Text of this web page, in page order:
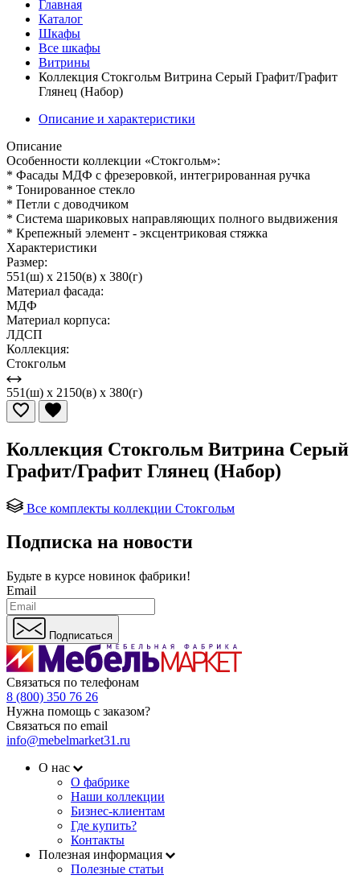
Главная
Каталог
Шкафы
Все шкафы
Витрины
Коллекция Стокгольм Витрина Серый Графит/Графит
Глянец (Набор)
Описание и характеристики
Описание
Особенности коллекции «Стокгольм»:
* Фасады МДФ с фрезеровкой, интегрированная ручка
* Тонированное стекло
* Петли с доводчиком
* Система шариковых направляющих полного выдвижения
* Крепежный элемент - эксцентриковая стяжка
Характеристики
Размер:
551(ш) x 2150(в) x 380(г)
Материал фасада:
МДФ
Материал корпуса:
ЛДСП
Коллекция:
Стокгольм
551(ш) x 2150(в) x 380(г)
Коллекция Стокгольм Витрина Серый
Графит/Графит Глянец (Набор)
Все комплекты коллекции Стокгольм
Подписка на новости
Будьте в курсе новинок фабрики!
Email
Подписаться
Связаться по телефонам
8 (800) 350 76 26
Нужна помощь с заказом?
Связаться по email
info@mebelmarket31.ru
О нас
О фабрике
Наши коллекции
Бизнес-клиентам
Где купить?
Контакты
Полезная информация
Полезные статьи